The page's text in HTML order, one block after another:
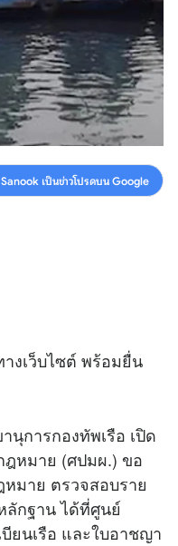
เป็นข่าวโปรดบน Google
งเว็บไซต์ พร้อมยื่น
นุการกองทัพเรือ เปิด
ฎหมาย (ศปมผ.) ขอ
มาย ตรวจสอบราย
ลักฐาน ได้ที่ศูนย์
ยนเรือ และใบอาชญา